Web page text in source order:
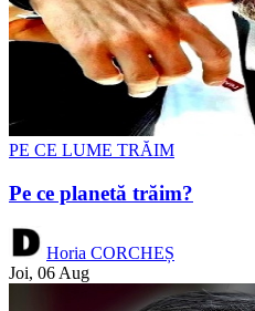
PE CE LUME TRĂIM
Pe ce planetă trăim?
Horia CORCHEȘ
Joi, 06 Aug